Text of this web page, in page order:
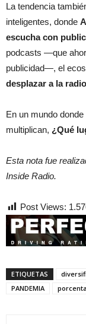
La tendencia
inteligentes, donde
escucha con
podcasts —que
publicidad—, el
desplazar a la
En un mundo
multiplican, ¿Qué
Esta nota fue
Inside Radio.
Post Views:
ETIQUETAS
PANDEMIA